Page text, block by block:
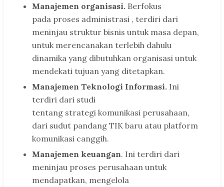
Manajemen organisasi. Berfokus
pada proses administrasi , terdiri dari
meninjau struktur bisnis untuk masa depan,
untuk merencanakan terlebih dahulu
dinamika yang dibutuhkan organisasi untuk
mendekati tujuan yang ditetapkan.
Manajemen Teknologi Informasi. Ini
terdiri dari studi
tentang strategi komunikasi perusahaan,
dari sudut pandang TIK baru atau platform
komunikasi canggih.
Manajemen keuangan. Ini terdiri dari
meninjau proses perusahaan untuk
mendapatkan, mengelola